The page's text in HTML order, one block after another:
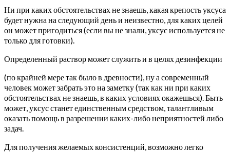
Ни при каких обстоятельствах не знаешь, какая крепость уксуса
будет нужна на следующий день и неизвестно, для каких целей
он может пригодиться (если вы не знали, уксус используется не
только для готовки).
Определенный раствор может служить и в целях дезинфекции
(по крайней мере так было в древности), ну а современный
человек может забрать это на заметку (так как ни при каких
обстоятельствах не знаешь, в каких условиях окажешься). Быть
может, уксус станет единственным средством, талантливым
оказать помощь в разрешении каких-либо неприятностей либо
задач.
Для получения желаемых консистенций, возможно легко